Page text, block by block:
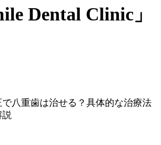
Dental Clinic」
八重歯は治せる？具体的な治療法